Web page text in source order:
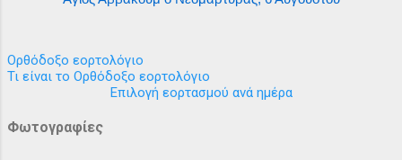
Ορθόδοξο εορτολόγιο
Τι είναι το Ορθόδοξο εορτολόγιο
Επιλογή εορτασμού ανά ημέρα
Φωτογραφίες